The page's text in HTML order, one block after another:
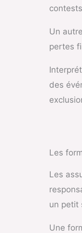
Un
pertes
des
Les
Les
un petit
Une